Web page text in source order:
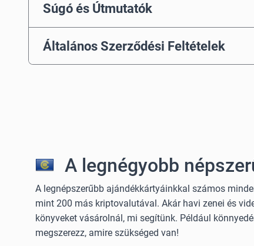
Súgó és Útmutatók
Általános Szerződési Feltételek
A legnégyobb
A legnépszerűbb ajándékkártyáinkkal számos
mint 200 más kriptovalutával. Akár havi zenei és
könyveket vásárolnál, mi segítünk. Például
megszerezz, amire szükséged van!